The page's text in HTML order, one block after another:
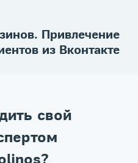
Привлечение
из Вконтакте
свой